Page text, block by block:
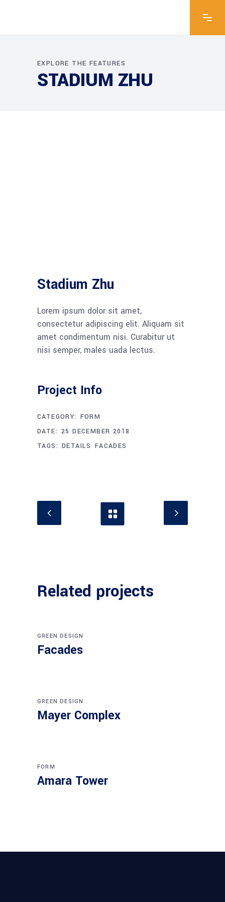
EXPLORE THE FEATURES
STADIUM ZHU
Stadium Zhu
Lorem ipsum dolor sit amet,
consectetur adipiscing elit. Aliquam sit
amet condimentum nisi. Curabitur ut
nisi semper, males uada lectus.
Project Info
CATEGORY: FORM
DATE: 25 DECEMBER 2018
TAGS: DETAILS FACADES
Related projects
GREEN DESIGN
Facades
GREEN DESIGN
Mayer Complex
FORM
Amara Tower